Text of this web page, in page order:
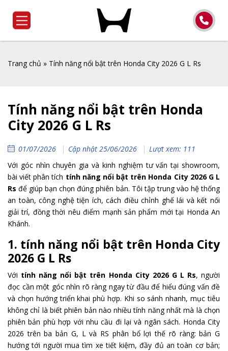
Trang chủ » Tính năng nổi bật trên Honda City 2026 G L Rs
Tính năng nổi bật trên Honda
City 2026 G L Rs
01/07/2026 Cập nhật 25/06/2026
Lượt xem: 111
Với góc nhìn chuyên gia và kinh nghiệm tư vấn tại showroom,
bài viết phân tích tính năng nổi bật trên Honda City 2026 G L
Rs để giúp bạn chọn đúng phiên bản. Tôi tập trung vào hệ thống
an toàn, công nghệ tiện ích, cách điều chỉnh ghế lái và kết nối
giải trí, đồng thời nêu điểm mạnh sản phẩm mới tại Honda An
Khánh.
1. tính năng nổi bật trên Honda City
2026 G L Rs
Với tính năng nổi bật trên Honda City 2026 G L Rs, người
đọc cần một góc nhìn rõ ràng ngay từ đầu để hiểu đúng vấn đề
và chọn hướng triển khai phù hợp. Khi so sánh nhanh, mục tiêu
không chỉ là biết phiên bản nào nhiều tính năng nhất mà là chọn
phiên bản phù hợp với nhu cầu đi lại và ngân sách. Honda City
2026 trên ba bản G, L và RS phân bổ lợi thế rõ ràng: bản G
hướng tới người mua tìm xe tiết kiệm, đầy đủ an toàn cơ bản;